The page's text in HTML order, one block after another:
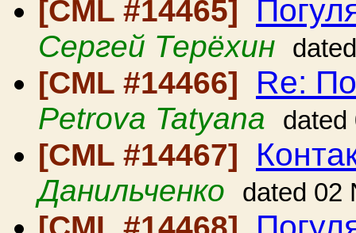
[CML #14465]
Сергей Терёхин
[CML #14466] Re:
Petrova Tatyana dated
[CML #14467]
Данильченко dated 02